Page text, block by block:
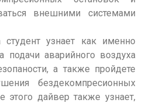
внешними системами
узнает как именно
подачи аварийного воздуха
а также пройдете
бездекомпресионных
этого дайвер также узнает,